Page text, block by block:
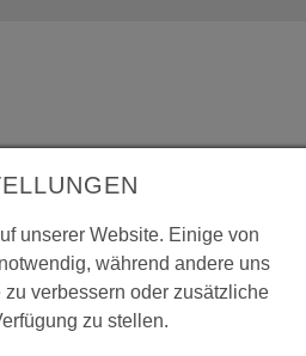
Germering,
Spielhaus am
Aubinger Weg
unserer Website. Einige von
während andere uns
verbessern oder zusätzliche
zu stellen.